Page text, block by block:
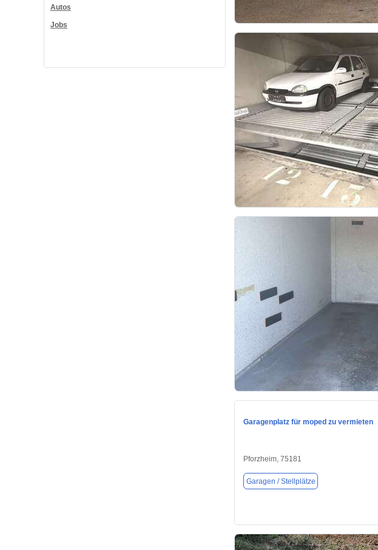
Autos
Jobs
Garagenplatz für moped zu vermieten
Pforzheim, 75181
Garagen / Stellplätze